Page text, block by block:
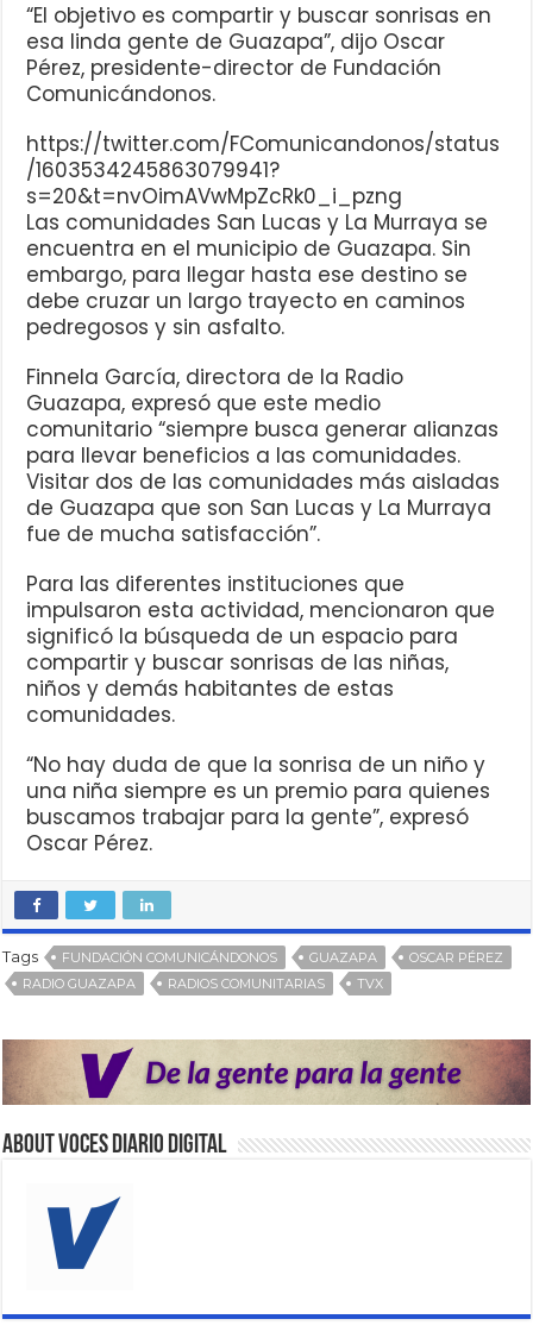
“El objetivo es compartir y buscar sonrisas en
esa linda gente de Guazapa”, dijo Oscar
Pérez, presidente-director de Fundación
Comunicándonos.
https://twitter.com/FComunicandonos/status
/1603534245863079941?
s=20&t=nvOimAVwMpZcRk0_i_pzng
Las comunidades San Lucas y La Murraya se
encuentra en el municipio de Guazapa. Sin
embargo, para llegar hasta ese destino se
debe cruzar un largo trayecto en caminos
pedregosos y sin asfalto.
Finnela García, directora de la Radio
Guazapa, expresó que este medio
comunitario “siempre busca generar alianzas
para llevar beneficios a las comunidades.
Visitar dos de las comunidades más aisladas
de Guazapa que son San Lucas y La Murraya
fue de mucha satisfacción”.
Para las diferentes instituciones que
impulsaron esta actividad, mencionaron que
significó la búsqueda de un espacio para
compartir y buscar sonrisas de las niñas,
niños y demás habitantes de estas
comunidades.
“No hay duda de que la sonrisa de un niño y
una niña siempre es un premio para quienes
buscamos trabajar para la gente”, expresó
Oscar Pérez.
Tags FUNDACIÓN COMUNICÁNDONOS GUAZAPA
OSCAR PÉREZ
RADIO GUAZAPA
RADIOS COMUNITARIAS TVX
About VOCES Diario digital